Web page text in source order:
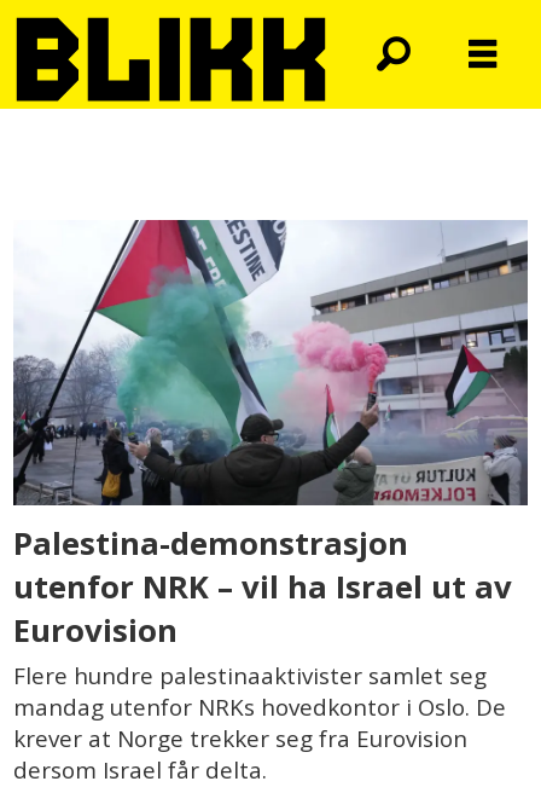
demonstrasjon
Palestina-demonstrasjon
utenfor NRK – vil ha Israel ut av
Eurovision
Flere hundre palestinaaktivister samlet seg
mandag utenfor NRKs hovedkontor i Oslo. De
krever at Norge trekker seg fra Eurovision
dersom Israel får delta.